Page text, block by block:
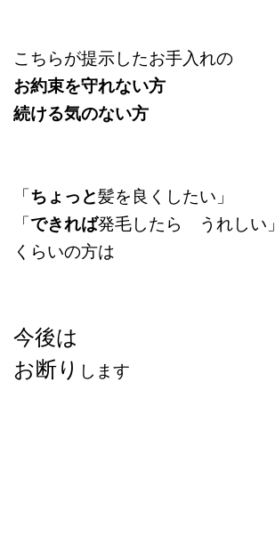
こちらが提示したお手入れの
お約束を守れない方
続ける気のない方
「ちょっと髪を良くしたい」
「できれば発毛したら うれしい」
くらいの方は
今後は
お断り します